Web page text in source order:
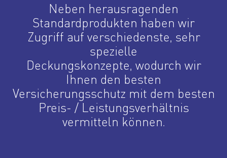
Neben herausragenden
Standardprodukten haben wir
Zugriff auf verschiedenste, sehr
spezielle
Deckungskonzepte, wodurch wir
Ihnen den besten
Versicherungsschutz mit dem besten
Preis- / Leistungsverhältnis
vermitteln können.